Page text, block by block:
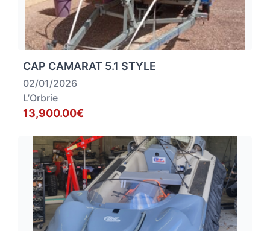
CAP CAMARAT 5.1 STYLE
02/01/2026
L’Orbrie
13,900.00€